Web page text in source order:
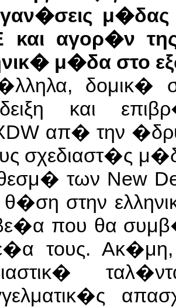
και αγορ�ν
μ�δα στο
δομικ�
και
απ� την
σχεδιαστ�ς
των New
θ�ση στην
που θα
τους.